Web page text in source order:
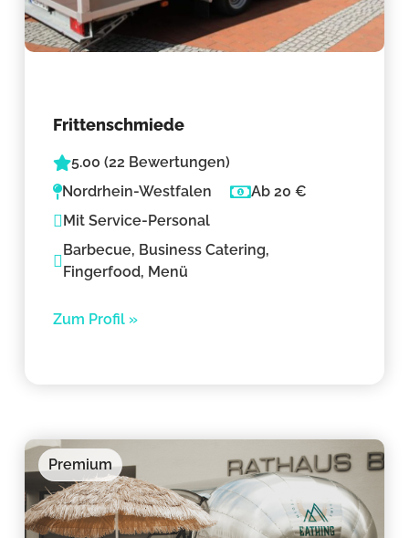
Frittenschmiede
5.00 (22 Bewertungen)
Nordrhein-Westfalen
Ab 20 €
Mit Service-Personal
Barbecue, Business Catering,
Fingerfood, Menü
Zum Profil »
Premium